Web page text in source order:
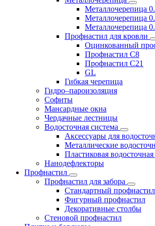
Металлочерепица
Металлочерепица
Металлочерепица
Профнастил для кровли
Оцинкованный
Профнастил С8
Профнастил С21
GL
Гибкая черепица
Гидро–пароизоляция
Софиты
Мансардные окна
Чердачные лестницы
Водосточная система
Аксессуары для
Металлические
Пластиковая
Нанодефлекторы
Профнастил
Профнастил для забора
Стандартный профнастил
Фигурный профнастил
Декоративные столбы
Стеновой профнастил